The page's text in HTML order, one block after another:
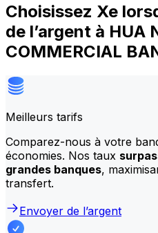
Choisissez Xe
de l’argent à HUA
COMMERCIAL
Meilleurs tarifs
Comparez-nous à votre
économies. Nos taux
grandes banques,
transfert.
Envoyer de l’argent